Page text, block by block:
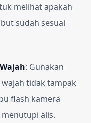
melihat apakah
sudah sesuai
: Gunakan
tidak tampak
flash kamera
alis.